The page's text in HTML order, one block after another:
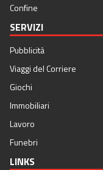
Confine
SERVIZI
Pubblicità
Viaggi del Corriere
Giochi
Immobiliari
Lavoro
Funebri
LINKS